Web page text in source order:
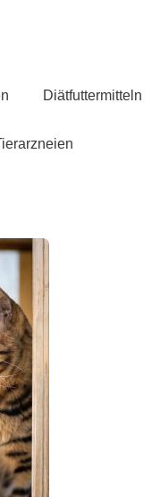
Diätfuttermitteln